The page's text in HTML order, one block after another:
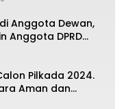
Anggota Dewan,
Anggota DPRD
Pilkada 2024.
Aman dan